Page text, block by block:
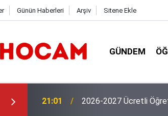
Günün Haberleri Arşiv Sitene Ekle
GÜNDEM
19:02 MEB'den Yeni Ücretli